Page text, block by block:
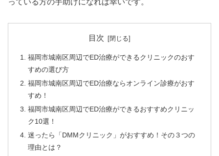
目次
福岡市城南区周辺でED治療ができるクリニックのおす
すめの選び方
福岡市城南区周辺でED治療ならオンライン診療がおす
すめ！
福岡市城南区周辺でED治療ができるおすすめクリニッ
ク10選！
迷ったら「DMMクリニック」がおすすめ！その３つの
理由とは？